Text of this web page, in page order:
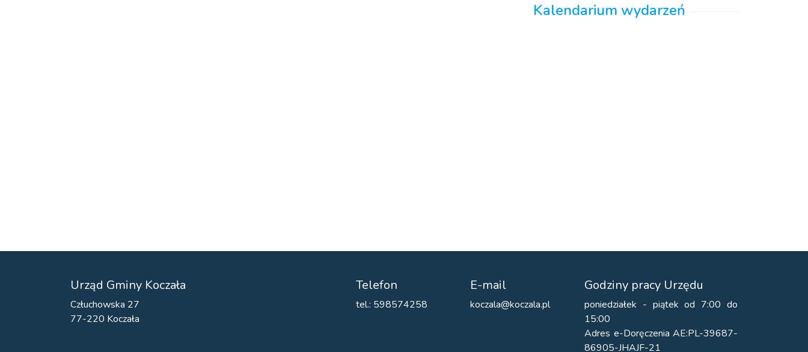
Kalendarium wydarzeń
Urząd Gminy Koczała
Człuchowska 27
77-220 Koczała
Telefon
tel.: 598574258
E-mail
koczala@koczala.pl
Godziny pracy Urzędu
poniedziałek - piątek od 7:00 do
15:00
Adres e-Doręczenia AE:PL-39687-
86905-JHAJF-21